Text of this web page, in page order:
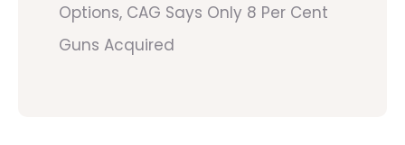
Options, CAG Says Only 8 Per Cent
Guns Acquired